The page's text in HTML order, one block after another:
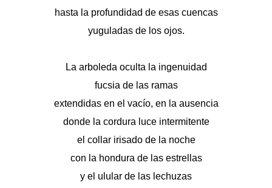
hasta la profundidad de esas cuencas
yuguladas de los ojos.
La arboleda oculta la ingenuidad
fucsia de las ramas
extendidas en el vacío, en la ausencia
donde la cordura luce intermitente
el collar irisado de la noche
con la hondura de las estrellas
y el ulular de las lechuzas